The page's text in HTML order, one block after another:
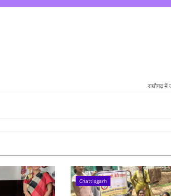
राघौगढ़
Chattisgarh